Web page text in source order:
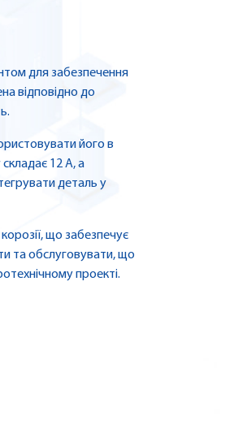
для забезпечення
відповідно до
його в
12 А, а
деталь у
що забезпечує
та обслуговувати, що
проекті.